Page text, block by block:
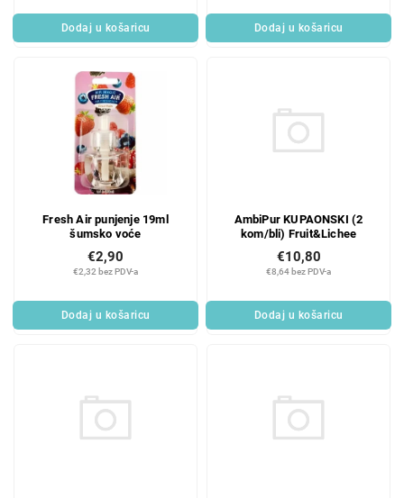
Dodaj u košaricu Dodaj u košaricu
Fresh Air punjenje 19ml
šumsko voće
€2,32 bez PDV-a
€2,90
Dodaj u košaricu
AmbiPur KUPAONSKI (2
kom/bli) Fruit&Lichee
€8,64 bez PDV-a
€10,80
Dodaj u košaricu